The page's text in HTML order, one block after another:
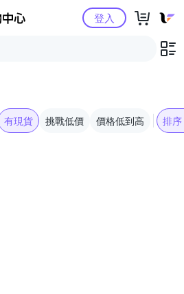
Yahoo購物中心登入
有現貨 挑戰低價 價格低到高 排序